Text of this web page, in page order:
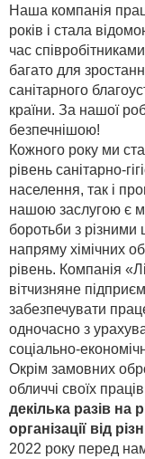
Наша компанія
років і стала
час
багато для
санітарного
країни. За нашої
безпечнішою!
Кожного року ми
рівень санітарно-
населення, так і
нашою заслугою є
боротьби з
напряму хімічних
рівень. Компанія
вітчизняне
забезпечувати
одночасно з
соціально-
Окрім замовних
обличчі своїх
декілька разів на
організації від
2022 року перед